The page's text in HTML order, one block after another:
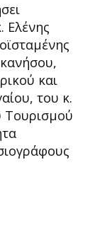
Ελένης
και
του κ.
Τουρισμού